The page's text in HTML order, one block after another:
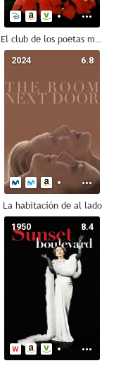
El club de los poetas muertos
6.8
2024
La habitación de al lado
8.4
1950